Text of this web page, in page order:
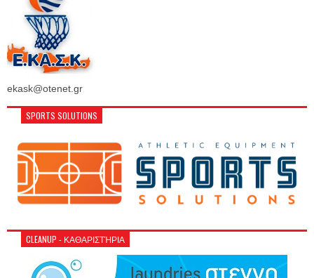
ekask@otenet.gr
SPORTS SOLUTIONS
CLEANUP - ΚΑΘΑΡΙΣΤΉΡΙΑ